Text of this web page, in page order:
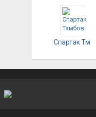
Спартак Тм